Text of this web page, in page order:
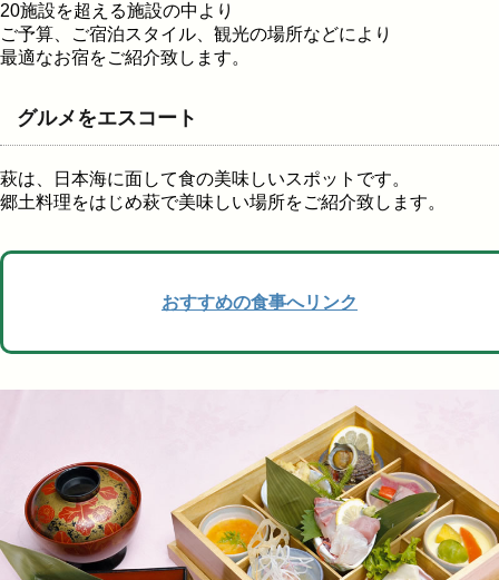
20施設を超える施設の中より
ご予算、ご宿泊スタイル、観光の場所などにより
最適なお宿をご紹介致します。
グルメをエスコート
萩は、日本海に面して食の美味しいスポットです。
郷土料理をはじめ萩で美味しい場所をご紹介致します。
おすすめの食事へリンク